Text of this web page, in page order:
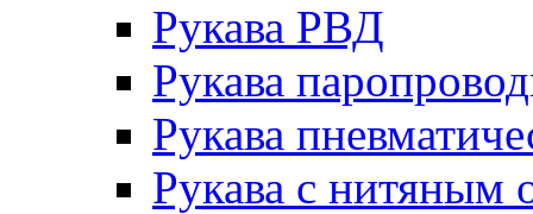
Рукава РВД
Рукава
Рукава
Рукава с нитяным